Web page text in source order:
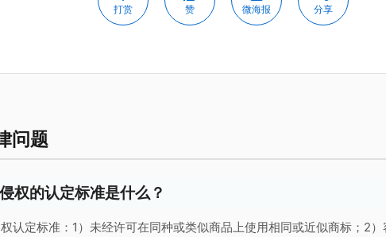
打赏 赞 微海报 分享
问题
权的认定标准是什么？
认定标准：1）未经许可在同种或类似商品上使用相同或近似商标；2）